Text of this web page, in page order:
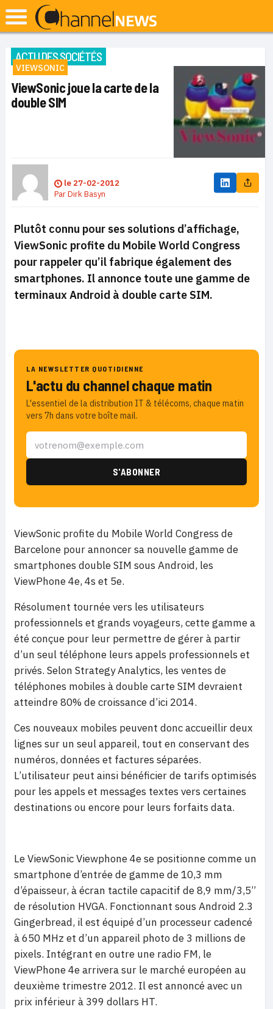
ACTU DES SOCIÉTÉS
VIEWSONIC
ViewSonic joue la carte de la
double SIM
le 27-02-2012
ParDirk Basyn
Plutôt connu pour ses solutions d’affichage,
ViewSonic profite du Mobile World Congress
pour rappeler qu’il fabrique également des
smartphones. Il annonce toute une gamme de
terminaux Android à double carte SIM.
LA NEWSLETTER QUOTIDIENNE
L'actu du channel chaque matin
L'essentiel de la distribution IT & télécoms, chaque matin
vers 7h dans votre boîte mail.
ViewSonic profite du Mobile World Congress de
Barcelone pour annoncer sa nouvelle gamme de
smartphones double SIM sous Android, les
ViewPhone 4e, 4s et 5e.
Résolument tournée vers les utilisateurs
professionnels et grands voyageurs, cette gamme a
été conçue pour leur permettre de gérer à partir
d’un seul téléphone leurs appels professionnels et
privés. Selon Strategy Analytics, les ventes de
téléphones mobiles à double carte SIM devraient
atteindre 80% de croissance d’ici 2014.
Ces nouveaux mobiles peuvent donc accueillir deux
lignes sur un seul appareil, tout en conservant des
numéros, données et factures séparées.
L’utilisateur peut ainsi bénéficier de tarifs optimisés
pour les appels et messages textes vers certaines
destinations ou encore pour leurs forfaits data.
Le ViewSonic Viewphone 4e se positionne comme un
smartphone d’entrée de gamme de 10,3 mm
d’épaisseur, à écran tactile capacitif de 8,9 mm/3,5’’
de résolution HVGA. Fonctionnant sous Android 2.3
Gingerbread, il est équipé d’un processeur cadencé
à 650 MHz et d’un appareil photo de 3 millions de
pixels. Intégrant en outre une radio FM, le
ViewPhone 4e arrivera sur le marché européen au
deuxième trimestre 2012. Il est annoncé avec un
prix inférieur à 399 dollars HT.